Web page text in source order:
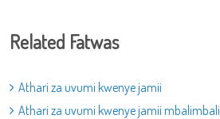
Related Fatwas
Athari za uvumi kwenye jamii
Athari za uvumi kwenye jamii mbalimbali